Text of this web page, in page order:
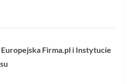
Firma.pl i Instytucie